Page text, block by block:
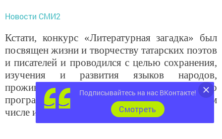
Новости СМИ2
Кстати, конкурс «Литературная загадка» был
посвящен жизни и творчеству татарских поэтов
и писателей и проводился с целью сохранения,
изучения и развития языков народов,
проживающих в Республике Татарстан. В его
программу входили различные задания, в том
числе и творческие номера.
Подписывайтесь на нас ВКонтакте!
Cмотреть